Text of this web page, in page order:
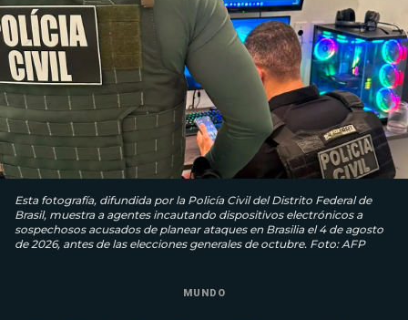
Esta fotografía, difundida por la Policía Civil del Distrito Federal de
Brasil, muestra a agentes incautando dispositivos electrónicos a
sospechosos acusados ​​de planear ataques en Brasilia el 4 de agosto
de 2026, antes de las elecciones generales de octubre. Foto: AFP
MUNDO